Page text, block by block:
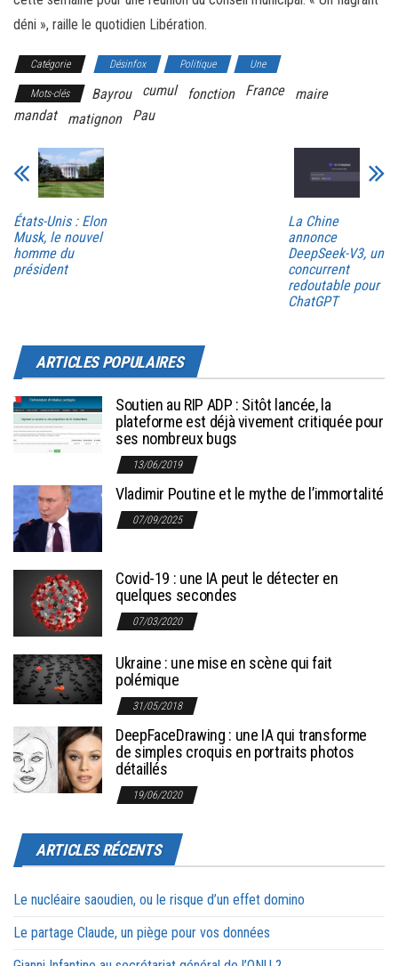
déni », raille le quotidien Libération.
Catégorie Désinfox Politique Une
Mots-clés Bayrou cumul fonction France
maire
mandat
matignon Pau
États-Unis : Elon
Musk, le nouvel
homme du
président
La Chine
annonce
DeepSeek-V3, un
concurrent
redoutable pour
ChatGPT
ARTICLES POPULAIRES
Soutien au RIP ADP : Sitôt lancée, la
plateforme est déjà vivement critiquée pour
ses nombreux bugs
13/06/2019
Vladimir Poutine et le mythe de l’immortalité
07/09/2025
Covid-19 : une IA peut le détecter en
quelques secondes
07/03/2020
Ukraine : une mise en scène qui fait
polémique
31/05/2018
DeepFaceDrawing : une IA qui transforme
de simples croquis en portraits photos
détaillés
19/06/2020
ARTICLES RÉCENTS
Le nucléaire saoudien, ou le risque d’un effet domino
Le partage Claude, un piège pour vos données